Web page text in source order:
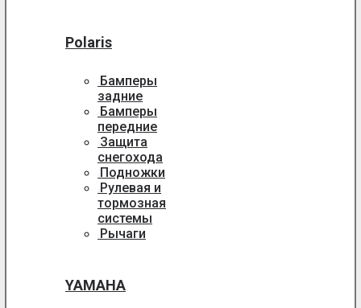
Polaris
Бамперы
задние
Бамперы
передние
Защита
снегохода
Подножки
Рулевая и
тормозная
системы
Рычаги
YAMAHA